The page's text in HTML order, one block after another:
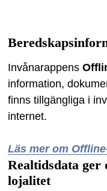
Invånarappens
information,
finns tillgängliga i
internet.
Läs mer om
Realtidsdata ger
lojalitet